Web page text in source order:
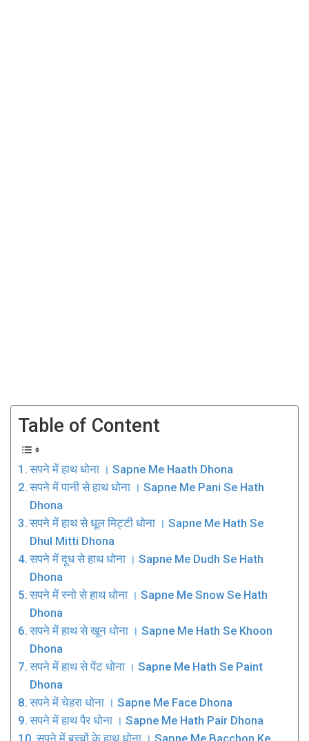
Table of Content
सपने में हाथ धोना । Sapne Me Haath Dhona
सपने में पानी से हाथ धोना । Sapne Me Pani Se Hath
Dhona
सपने में हाथ से धूल मिट्टी धोना । Sapne Me Hath Se
Dhul Mitti Dhona
सपने में दूध से हाथ धोना । Sapne Me Dudh Se Hath
Dhona
सपने में स्नो से हाथ धोना । Sapne Me Snow Se Hath
Dhona
सपने में हाथ से खून धोना । Sapne Me Hath Se Khoon
Dhona
सपने में हाथ से पेंट धोना । Sapne Me Hath Se Paint
Dhona
सपने में चेहरा धोना । Sapne Me Face Dhona
सपने में हाथ पैर धोना । Sapne Me Hath Pair Dhona
सपने में बच्चों के हाथ धोना । Sapne Me Bacchon Ke